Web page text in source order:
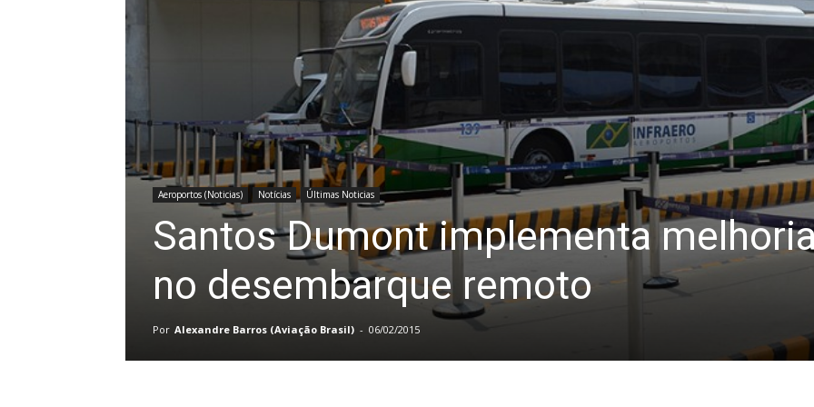
Aeroportos (Noticias) Notícias Últimas Noticias
Santos Dumont implementa
no desembarque remoto
Por Alexandre Barros (Aviação Brasil) - 06/02/2015